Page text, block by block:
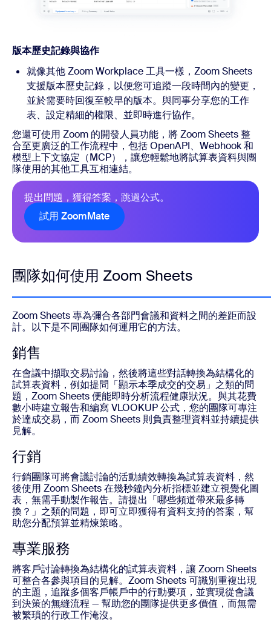
版本歷史記錄與協作
就像其他 Zoom Workplace 工具一樣，Zoom Sheets
支援版本歷史記錄，以便您可追蹤一段時間內的變更，
並於需要時回復至較早的版本。與同事分享您的工作
表、設定精細的權限、並即時進行協作。
您還可使用 Zoom 的開發人員功能，將 Zoom Sheets 整
合至更廣泛的工作流程中，包括 OpenAPI、Webhook 和
模型上下文協定（MCP），讓您輕鬆地將試算表資料與團
隊使用的其他工具互相連結。
提出問題，獲得答案，跳過公式。
試用 ZoomMate
團隊如何使用 Zoom Sheets
Zoom Sheets 專為彌合各部門會議和資料之間的差距而設
計。以下是不同團隊如何運用它的方法。
銷售
在會議中擷取交易討論，然後將這些對話轉換為結構化的
試算表資料，例如提問「顯示本季成交的交易」之類的問
題，Zoom Sheets 便能即時分析流程健康狀況。與其花費
數小時建立報告和編寫 VLOOKUP 公式，您的團隊可專注
於達成交易，而 Zoom Sheets 則負責整理資料並持續提供
見解。
行銷
行銷團隊可將會議討論的活動績效轉換為試算表資料，然
後使用 Zoom Sheets 在幾秒鐘內分析指標並建立視覺化圖
表，無需手動製作報告。請提出「哪些頻道帶來最多轉
換？」之類的問題，即可立即獲得有資料支持的答案，幫
助您分配預算並精煉策略。
專業服務
將客戶討論轉換為結構化的試算表資料，讓 Zoom Sheets
可整合各參與項目的見解。Zoom Sheets 可識別重複出現
的主題，追蹤多個客戶帳戶中的行動要項，並實現從會議
到決策的無縫流程 — 幫助您的團隊提供更多價值，而無需
被繁瑣的行政工作淹沒。